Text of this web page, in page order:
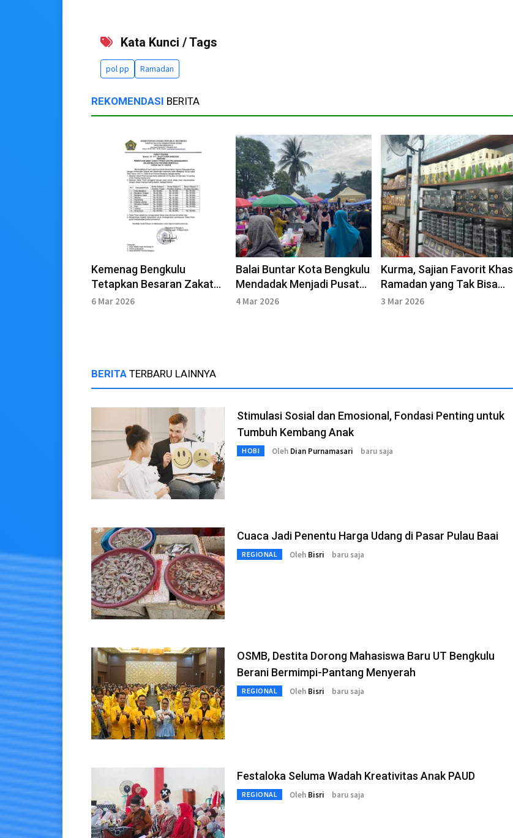
Kata Kunci / Tags
pol pp Ramadan
REKOMENDASI BERITA
Kemenag Bengkulu
Tetapkan Besaran Zakat
Fitrah 1447 H/2026 M
6 Mar 2026
Balai Buntar Kota Bengkulu
Mendadak Menjadi Pusat
Kuliner Ramadhan
4 Mar 2026
Kurma, Sajian Favorit Khas
Ramadan yang Tak Bisa
Ditinggalkan
3 Mar 2026
BERITA TERBARU LAINNYA
Stimulasi Sosial dan Emosional, Fondasi Penting untuk
Tumbuh Kembang Anak
HOBI Oleh Dian Purnamasari baru saja
Cuaca Jadi Penentu Harga Udang di Pasar Pulau Baai
REGIONAL Oleh Bisri baru saja
OSMB, Destita Dorong Mahasiswa Baru UT Bengkulu
Berani Bermimpi-Pantang Menyerah
REGIONAL Oleh Bisri baru saja
Festaloka Seluma Wadah Kreativitas Anak PAUD
REGIONAL Oleh Bisri baru saja